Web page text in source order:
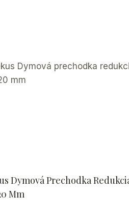
Dymová Prechodka
Mm